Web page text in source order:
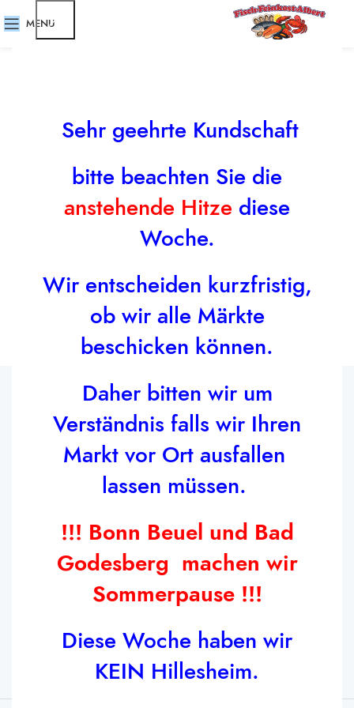
Sehr geehrte Kundschaft
bitte beachten Sie die
anstehende Hitze diese
Woche.
Wir entscheiden kurzfristig,
ob wir alle Märkte
beschicken können.
Daher bitten wir um
Verständnis falls wir Ihren
Markt vor Ort ausfallen
lassen müssen.
!!! Bonn Beuel und Bad
Godesberg machen wir
Sommerpause !!!
Diese Woche haben wir
KEIN Hillesheim.
MENU
Nothing Found
Wildweg 2a 50374 Erftstadt
Tel: +49 1511 8388 735
Email: info@fischfeinkost-albert.de